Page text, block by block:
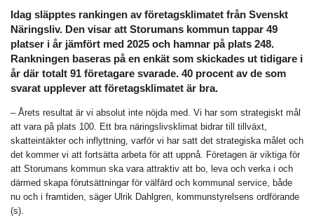
Idag släpptes rankingen av företagsklimatet från Svenskt
Näringsliv. Den visar att Storumans kommun tappar 49
platser i år jämfört med 2025 och hamnar på plats 248.
Rankningen baseras på en enkät som skickades ut tidigare i
år där totalt 91 företagare svarade. 40 procent av de som
svarat upplever att företagsklimatet är bra.
– Årets resultat är vi absolut inte nöjda med. Vi har som strategiskt mål
att vara på plats 100. Ett bra näringslivsklimat bidrar till tillväxt,
skatteintäkter och inflyttning, varför vi har satt det strategiska målet och
det kommer vi att fortsätta arbeta för att uppnå. Företagen är viktiga för
att Storumans kommun ska vara attraktiv att bo, leva och verka i och
därmed skapa förutsättningar för välfärd och kommunal service, både
nu och i framtiden, säger Ulrik Dahlgren, kommunstyrelsens ordförande
(s).